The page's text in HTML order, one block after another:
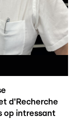
d'Recherche
op intressant